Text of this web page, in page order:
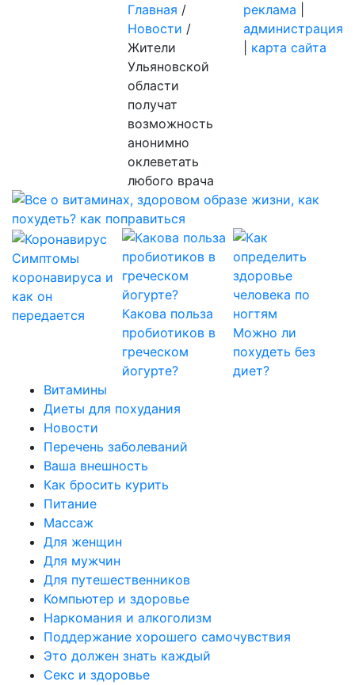
Главная /
Новости /
Жители
Ульяновской
области
получат
возможность
анонимно
оклеветать
любого врача
реклама
администрация
карта сайта
Симптомы
коронавируса и
как он
передается
Какова польза
пробиотиков в
греческом
йогурте?
Можно ли
похудеть без
диет?
Витамины
Диеты для похудания
Новости
Перечень заболеваний
Ваша внешность
Как бросить курить
Питание
Массаж
Для женщин
Для мужчин
Для путешественников
Компьютер и здоровье
Наркомания и алкоголизм
Поддержание хорошего самочувствия
Это должен знать каждый
Секс и здоровье